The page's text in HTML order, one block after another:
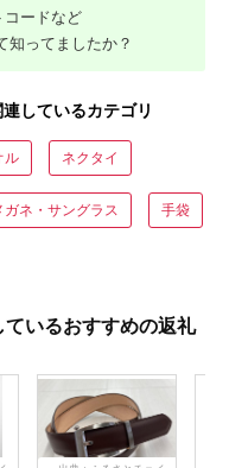
コードなど
知ってましたか？
しているカテゴリ
ル ネクタイ
ガネ・サングラス 手袋
いるおすすめの返礼